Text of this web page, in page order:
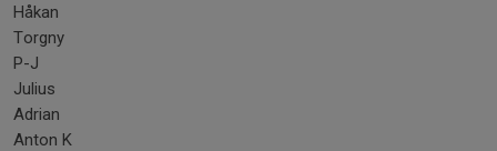
Håkan
Torgny
P-J
Julius
Adrian
Anton K